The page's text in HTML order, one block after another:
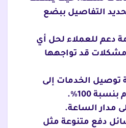
التفاصيل ببضع
دعم للعملاء لحل أي
قد تواجهها
الخدمات إلى
100%.
مدار الساعة.
دفع متنوعة مثل